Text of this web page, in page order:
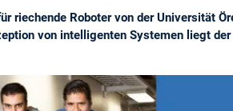
Roboter von der Universität
von intelligenten Systemen liegt